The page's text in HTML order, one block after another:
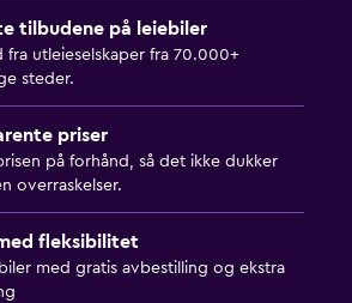
tilbudene på leiebiler
fra utleieselskaper fra 70.000+
steder.
priser
på forhånd, så det ikke dukker
overraskelser.
fleksibilitet
med gratis avbestilling og ekstra